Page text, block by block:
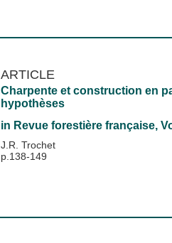
ARTICLE
Charpente et construction en
hypothèses
in Revue forestière française,
J.R. Trochet
p.138-149